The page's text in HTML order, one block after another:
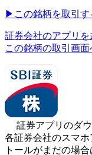
▶︎ この銘柄を取引す
証券会社のアプリを
この銘柄の取引画
証券アプリのダ
各証券会社のスマ
トールがまだの場